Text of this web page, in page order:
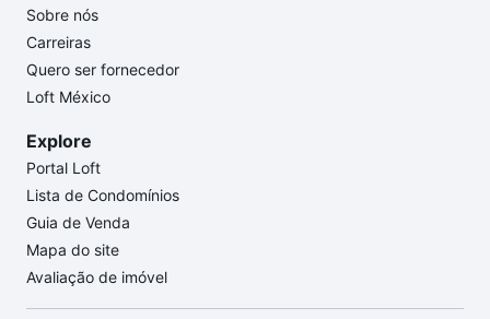
Sobre nós
Carreiras
Quero ser fornecedor
Loft México
Explore
Portal Loft
Lista de Condomínios
Guia de Venda
Mapa do site
Avaliação de imóvel